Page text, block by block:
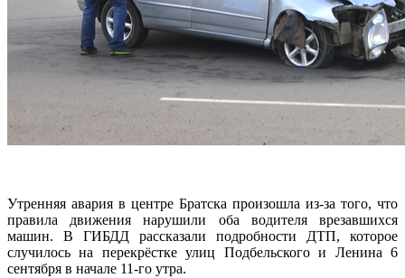
Утренняя авария в центре Братска произошла из-за того, что
правила движения нарушили оба водителя врезавшихся
машин. В ГИБДД рассказали подробности ДТП, которое
случилось на перекрёстке улиц Подбельского и Ленина 6
сентября в начале 11-го утра.